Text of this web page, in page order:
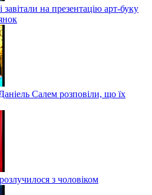
завітали на презентацію арт-буку
Салем розповіли, що їх
з чоловіком